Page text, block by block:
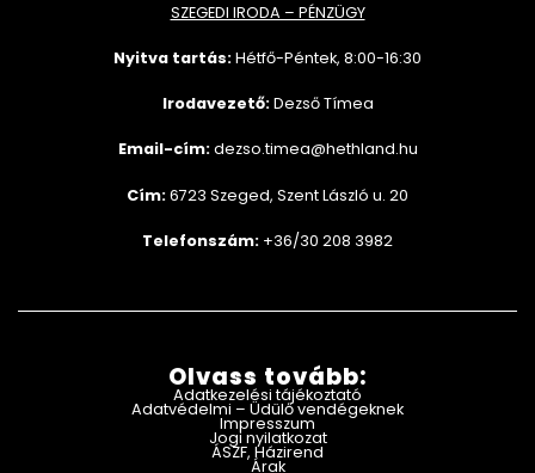
SZEGEDI IRODA – PÉNZÜGY
Nyitva tartás:Hétfő-Péntek, 8:00-16:30
Irodavezető:Dezső Tímea
Email-cím: dezso.timea@hethland.hu
Cím:6723 Szeged, Szent László u. 20
Telefonszám: +36/30 208 3982
Olvass tovább:
Adatkezelési tájékoztató
Adatvédelmi – Üdülő vendégeknek
Impresszum
Jogi nyilatkozat
ÁSZF, Házirend
Árak